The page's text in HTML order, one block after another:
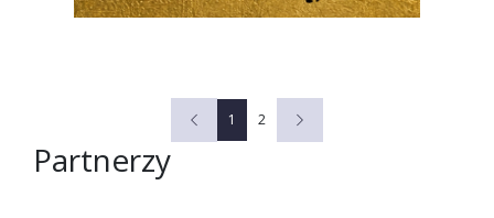
1 2
Partnerzy